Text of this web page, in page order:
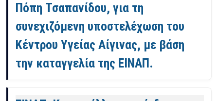
Πόπη Τσαπανίδου, για τη
συνεχιζόμενη υποστελέχωση του
Κέντρου Υγείας Αίγινας, με βάση
την καταγγελία της ΕΙΝΑΠ.